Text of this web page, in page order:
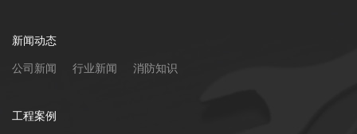
新闻动态
公司新闻 行业新闻 消防知识
工程案例